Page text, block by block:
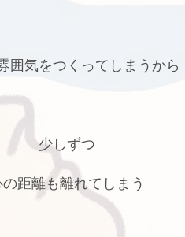
囲気をつくってしまうから
少しずつ
距離も離れてしまう